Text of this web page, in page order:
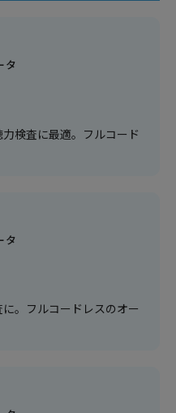
タ
検査に最適。フルコード
タ
。フルコードレスのオー